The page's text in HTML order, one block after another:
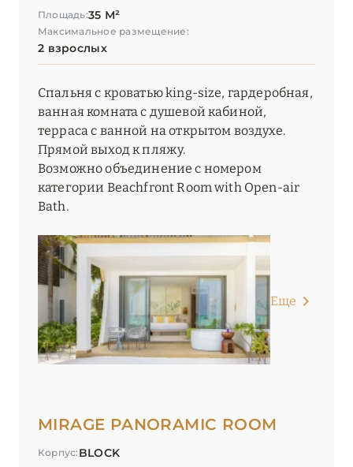
Площадь:35 М²
Максимальное размещение:
2 взрослых
Спальня с кроватью king-size, гардеробная,
ванная комната с душевой кабиной,
терраса с ванной на открытом воздухе.
Прямой выход к пляжу.
Возможно объединение с номером
категории Beachfront Room with Open-air
Bath.
Еще
MIRAGE PANORAMIC ROOM
Корпус: BLOCK